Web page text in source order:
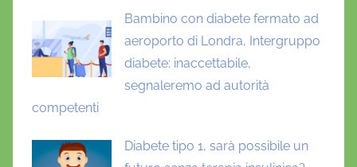
Bambino con diabete fermato ad
aeroporto di Londra, Intergruppo
diabete: inaccettabile,
segnaleremo ad autorità
competenti
Diabete tipo 1, sarà possibile un